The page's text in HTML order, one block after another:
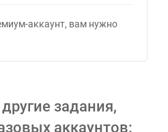
аккаунт, вам нужно
задания,
аккаунтов: